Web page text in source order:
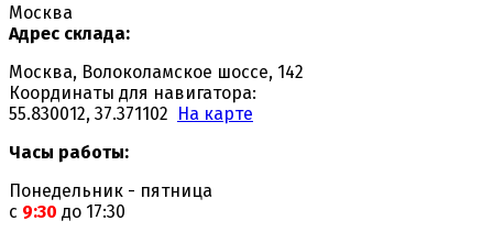
Москва
Адрес склада:
Москва, Волоколамское шоссе, 142
Координаты для навигатора:
55.830012, 37.371102 На карте
Часы работы:
Понедельник - пятница
с 9:30 до 17:30